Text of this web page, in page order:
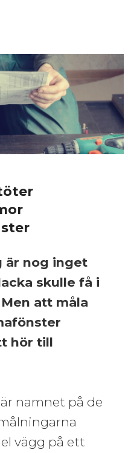
är nog inget
skulle få i
att måla
hör till
namnet på de
vägg på ett